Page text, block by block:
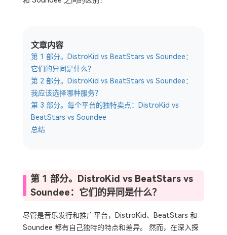
文章内容
第 1 部分。DistroKid vs BeatStars vs Soundee：
它们的异同是什么？
第 2 部分。DistroKid vs BeatStars vs Soundee：
我应该选择哪种服务？
第 3 部分。每个平台的独特卖点：DistroKid vs
BeatStars vs Soundee
总结
第 1 部分。DistroKid vs BeatStars vs
Soundee：它们的异同是什么？
尽管是音乐发行和推广平台，DistroKid、BeatStars 和
Soundee 都有自己独特的特点和差异。 然而，在深入探